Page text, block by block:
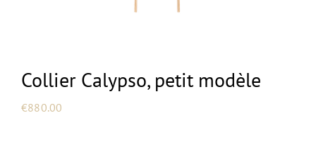
Collier Calypso, petit modèle
€880.00